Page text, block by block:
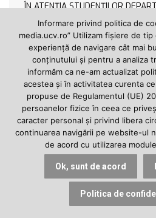
ÎN ATENȚIA STUDENȚILOR
MEDIA În secțiunea STUDENȚI -
orarele pentru semestrul I,
2024. Acestea pot fi
Universitatea din Craiova vă
noul an academic!
© 2024, Departamentul ARTE și MEDIA |
Craiova.
Informare privind politica de
media.ucv.ro” Utilizam fișiere de
experiență de navigare cât mai
conținutului și pentru a analiza
informăm ca ne-am actualizat
acestea și în activitatea curenta
propuse de Regulamentul (UE)
persoanelor fizice în ceea ce
caracter personal și privind libera
continuarea navigării pe website-ul
de acord cu utilizarea
Ok, sunt de acord
Politica de